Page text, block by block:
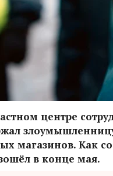
центре
магазинов. Как
в конце мая.